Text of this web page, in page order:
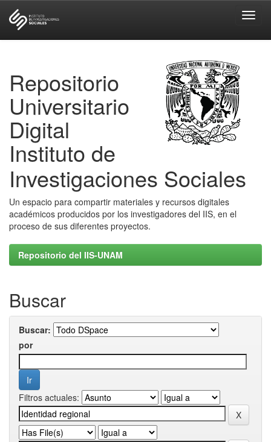
Repositorio
Universitario
Digital
Instituto de
Investigaciones Sociales
Un espacio para compartir materiales y recursos digitales
académicos producidos por los investigadores del IIS, en el
proceso de sus diferentes proyectos.
Repositorio del IIS-UNAM
Buscar
Buscar:
por
Filtros actuales: